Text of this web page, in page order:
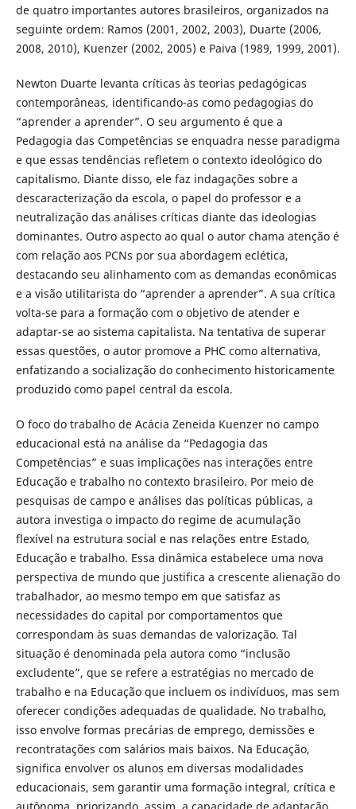
de quatro importantes autores brasileiros, organizados na
seguinte ordem: Ramos (2001, 2002, 2003), Duarte (2006,
2008, 2010), Kuenzer (2002, 2005) e Paiva (1989, 1999, 2001).
Newton Duarte levanta críticas às teorias pedagógicas
contemporâneas, identificando-as como pedagogias do
“aprender a aprender”. O seu argumento é que a
Pedagogia das Competências se enquadra nesse paradigma
e que essas tendências refletem o contexto ideológico do
capitalismo. Diante disso, ele faz indagações sobre a
descaracterização da escola, o papel do professor e a
neutralização das análises críticas diante das ideologias
dominantes. Outro aspecto ao qual o autor chama atenção é
com relação aos PCNs por sua abordagem eclética,
destacando seu alinhamento com as demandas econômicas
e a visão utilitarista do “aprender a aprender”. A sua crítica
volta-se para a formação com o objetivo de atender e
adaptar-se ao sistema capitalista. Na tentativa de superar
essas questões, o autor promove a PHC como alternativa,
enfatizando a socialização do conhecimento historicamente
produzido como papel central da escola.
O foco do trabalho de Acácia Zeneida Kuenzer no campo
educacional está na análise da “Pedagogia das
Competências” e suas implicações nas interações entre
Educação e trabalho no contexto brasileiro. Por meio de
pesquisas de campo e análises das políticas públicas, a
autora investiga o impacto do regime de acumulação
flexível na estrutura social e nas relações entre Estado,
Educação e trabalho. Essa dinâmica estabelece uma nova
perspectiva de mundo que justifica a crescente alienação do
trabalhador, ao mesmo tempo em que satisfaz as
necessidades do capital por comportamentos que
correspondam às suas demandas de valorização. Tal
situação é denominada pela autora como “inclusão
excludente”, que se refere a estratégias no mercado de
trabalho e na Educação que incluem os indivíduos, mas sem
oferecer condições adequadas de qualidade. No trabalho,
isso envolve formas precárias de emprego, demissões e
recontratações com salários mais baixos. Na Educação,
significa envolver os alunos em diversas modalidades
educacionais, sem garantir uma formação integral, crítica e